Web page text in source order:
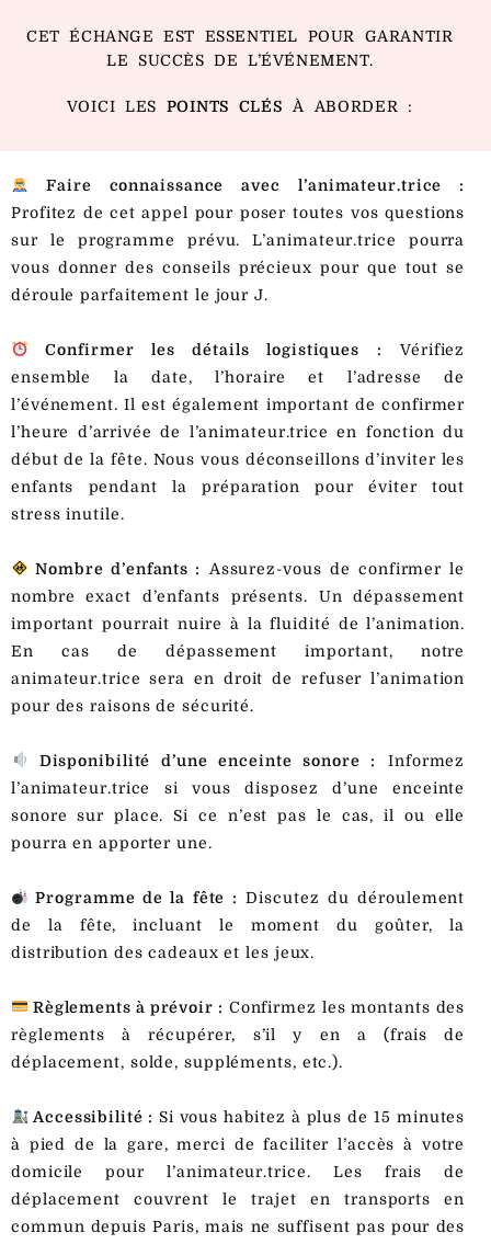
CET ÉCHANGE EST ESSENTIEL POUR GARANTIR
LE SUCCÈS DE L’ÉVÉNEMENT.
VOICI LES POINTS CLÉS À ABORDER :
Faire connaissance avec l’animateur.trice :
Profitez de cet appel pour poser toutes vos questions
sur le programme prévu. L’animateur.trice pourra
vous donner des conseils précieux pour que tout se
déroule parfaitement le jour J.
Confirmer les détails logistiques : Vérifiez
ensemble la date, l’horaire et l’adresse de
l’événement. Il est également important de confirmer
l’heure d’arrivée de l’animateur.trice en fonction du
début de la fête. Nous vous déconseillons d’inviter les
enfants pendant la préparation pour éviter tout
stress inutile.
Nombre d’enfants :
Assurez-vous de confirmer le
nombre exact d’enfants présents. Un dépassement
important pourrait nuire à la fluidité de l’animation.
En cas de dépassement important, notre
animateur.trice sera en droit de refuser l’animation
pour des raisons de sécurité.
Disponibilité d’une enceinte sonore :
Informez
l’animateur.trice si vous disposez d’une enceinte
sonore sur place. Si ce n’est pas le cas, il ou elle
pourra en apporter une.
Programme de la fête : Discutez du déroulement
de la fête, incluant le moment du goûter, la
distribution des cadeaux et les jeux.
Règlements à prévoir : Confirmez les montants des
règlements à récupérer, s’il y en a (frais de
déplacement, solde, suppléments, etc.).
Accessibilité : Si vous habitez à plus de 15 minutes
à pied de la gare, merci de faciliter l’accès à votre
domicile pour l’animateur.trice. Les frais de
déplacement couvrent le trajet en transports en
commun depuis Paris, mais ne suffisent pas pour des